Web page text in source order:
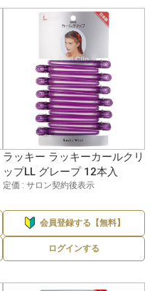
ラッキー ラッキーカールクリ
ップLL グレープ 12本入
定価 : サロン契約後表示
会員登録する【無料】
ログインする